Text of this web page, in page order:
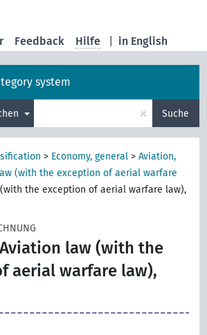
in English
Feedback Hilfe
system
× Suche
> Economy, general >Aviation,
(with the exception of aerial warfare
the exception of aerial warfare law),
Aviation law (with the
aerial warfare law),